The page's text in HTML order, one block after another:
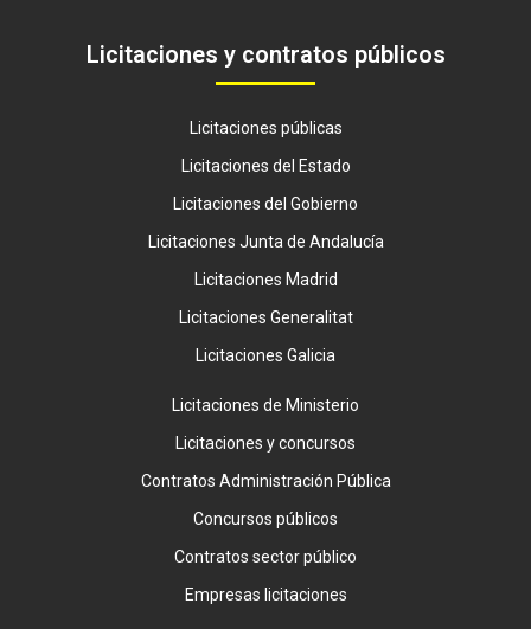
Licitaciones y contratos públicos
Licitaciones públicas
Licitaciones del Estado
Licitaciones del Gobierno
Licitaciones Junta de Andalucía
Licitaciones Madrid
Licitaciones Generalitat
Licitaciones Galicia
Licitaciones de Ministerio
Licitaciones y concursos
Contratos Administración Pública
Concursos públicos
Contratos sector público
Empresas licitaciones